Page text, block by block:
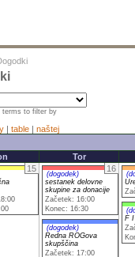
terms to filter by
| table | naštej
Tor
15
16
(dogodek)
sestanek delovne
skupine za donacije
Začetek: 16:00
Konec: 16:30
(dogodek)
Redna ROGova
skupščina
Začetek: 17:00
F I